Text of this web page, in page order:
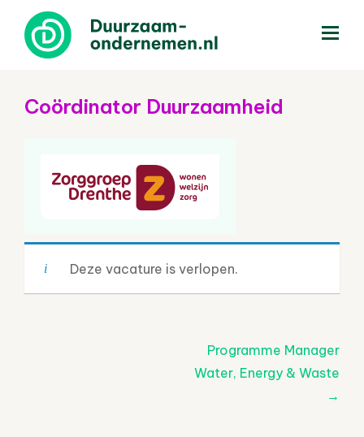
Coördinator Duurzaamheid
Deze vacature is verlopen.
Programme Manager
Water, Energy & Waste
→